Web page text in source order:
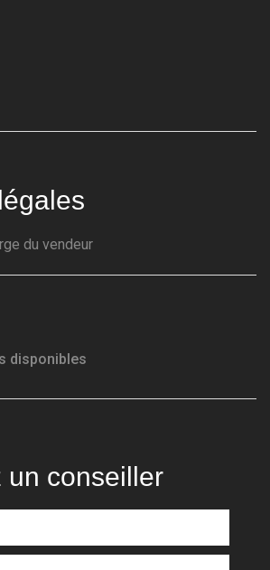
du vendeur
disponibles
un conseiller